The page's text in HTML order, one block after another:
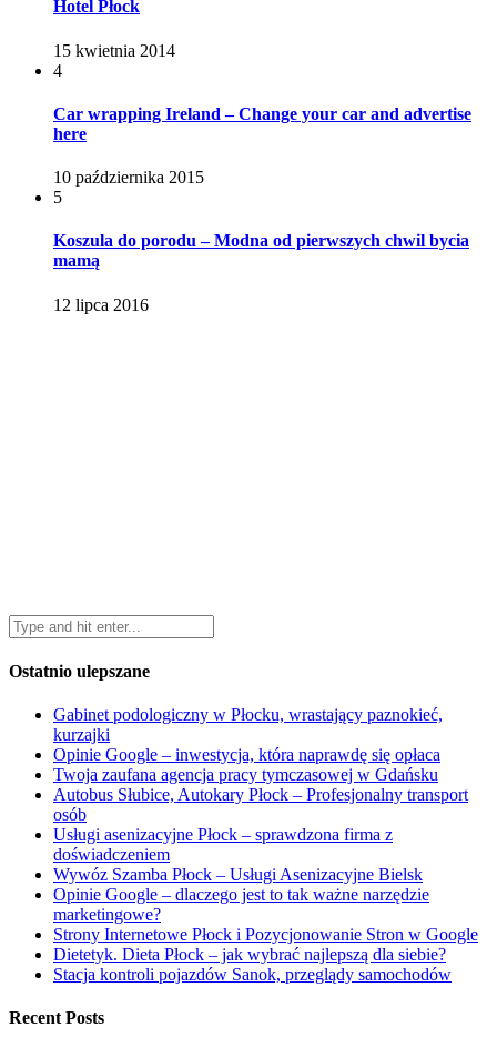
Hotel Płock
15 kwietnia 2014
4
Car wrapping Ireland – Change your car and advertise
here
10 października 2015
5
Koszula do porodu – Modna od pierwszych chwil bycia
mamą
12 lipca 2016
Ostatnio ulepszane
Gabinet podologiczny w Płocku, wrastający paznokieć,
kurzajki
Opinie Google – inwestycja, która naprawdę się opłaca
Twoja zaufana agencja pracy tymczasowej w Gdańsku
Autobus Słubice, Autokary Płock – Profesjonalny transport
osób
Usługi asenizacyjne Płock – sprawdzona firma z
doświadczeniem
Wywóz Szamba Płock – Usługi Asenizacyjne Bielsk
Opinie Google – dlaczego jest to tak ważne narzędzie
marketingowe?
Strony Internetowe Płock i Pozycjonowanie Stron w Google
Dietetyk. Dieta Płock – jak wybrać najlepszą dla siebie?
Stacja kontroli pojazdów Sanok, przeglądy samochodów
Recent Posts